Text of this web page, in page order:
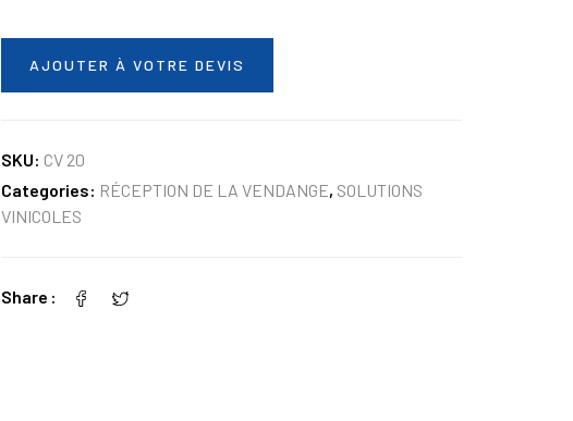
AJOUTER À VOTRE DEVIS
SKU: CV 20
Categories: RÉCEPTION DE LA VENDANGE, SOLUTIONS
VINICOLES
Share